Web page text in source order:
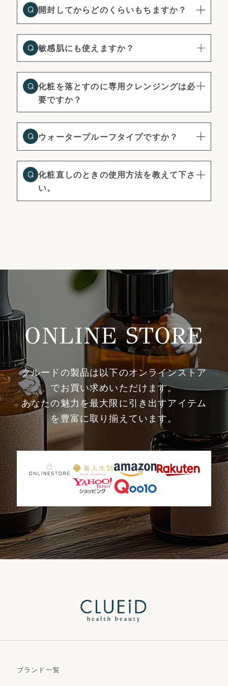
開封してからどのくらいもちますか？
敏感肌にも使えますか？
化粧を落とすのに専用クレンジングは必
要ですか？
ウォータープルーフタイプですか？
化粧直しのときの使用方法を教えて下さ
い。
ONLINE STORE
クルードの製品は以下のオンラインストア
でお買い求めいただけます。
あなたの魅力を最大限に引き出すアイテム
を豊富に取り揃えています。
ブランド一覧